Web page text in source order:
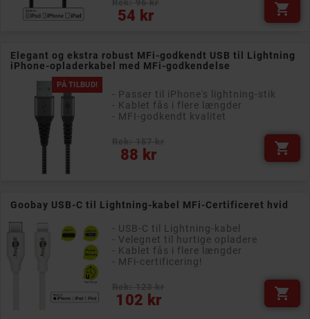
54 kr
Pris 
Elegant og ekstra robust MFi-godkendt USB til Lightning
iPhone-opladerkabel med MFi-godkendelse
PÅ TILBUD!
- Passer til iPhone's lightning-stik
- Kablet fås i flere længder
- MFI-godkendt kvalitet
88 kr
Pris 
Goobay USB-C til Lightning-kabel MFi-Certificeret hvid
- USB-C til Lightning-kabel
- Velegnet til hurtige opladere
- Kablet fås i flere længder
- MFi-certificering!
102 kr
Pris 